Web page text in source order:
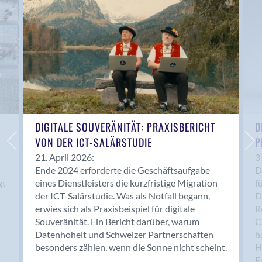
Anwil
Appenzell
Au SG
Baar
Baden
Balsthal
Balzers
Basel
Bassersdorf
Belp
Bendern
Benken (SG)
Bergdietikon
Berlin
Bern
Bern - Liebefeld
DIGITALE SOUVERÄNITÄT: PRAXISBERICHT
VON DER ICT-SALÄRSTUDIE
21. April 2026:
Ende 2024 erforderte die Geschäftsaufgabe
eines Dienstleisters die kurzfristige Migration
der ICT-Salärstudie. Was als Notfall begann,
erwies sich als Praxisbeispiel für digitale
Souveränität. Ein Bericht darüber, warum
Datenhoheit und Schweizer Partnerschaften
besonders zählen, wenn die Sonne nicht scheint.